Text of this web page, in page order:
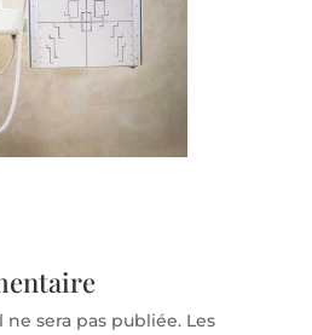
ne sera pas publiée. Les